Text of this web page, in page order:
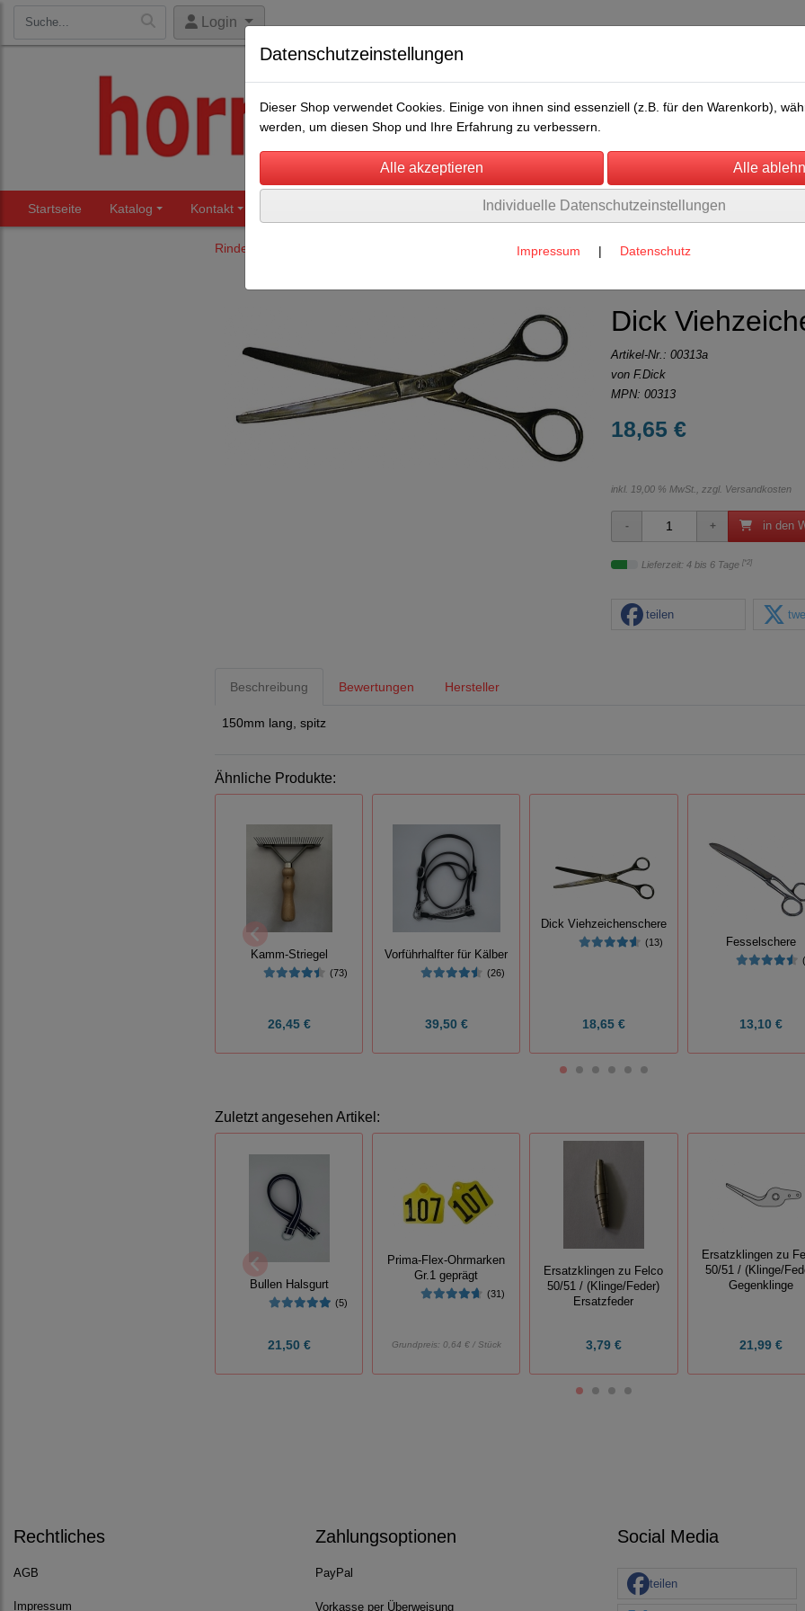
Login
Startseite Katalog Kontakt Über uns Umwelt Rechtliches
Rinderhaltung
Dick
Artikel-Nr.: 00313a
von F.Dick
MPN: 00313
18,65 €
inkl. 19,00 % MwSt., zzgl. Versandkosten
in den
Lieferzeit: 4 bis 6 Tage [*2]
teilen
Beschreibung Bewertungen Hersteller
150mm lang, spitz
Ähnliche Produkte:
Kamm-Striegel
(73)
26,45 €
Vorführhalfter für Kälber
(26)
39,50 €
Dick Viehzeichenschere
(13)
18,65 €
Fesselschere
13,10 €
Zuletzt angesehen Artikel:
Bullen Halsgurt
(5)
21,50 €
Prima-Flex-Ohrmarken
Gr.1 geprägt
(31)
Grundpreis: 0,64 € / Stück
Ersatzklingen zu Felco
50/51 / (Klinge/Feder)
Ersatzfeder
3,79 €
Ersatzklingen zu
50/51 / (Klinge/
Gegenklinge
21,99 €
Rechtliches
AGB
Impressum
Zahlungsoptionen
PayPal
Vorkasse per Überweisung
Social Media
teilen
Datenschutzeinstellungen
Dieser Shop verwendet Cookies. Einige von ihnen sind essenziell (z.B. für den Warenkorb),
werden, um diesen Shop und Ihre Erfahrung zu verbessern.
Individuelle Datenschutzeinstellungen
Impressum | Datenschutz